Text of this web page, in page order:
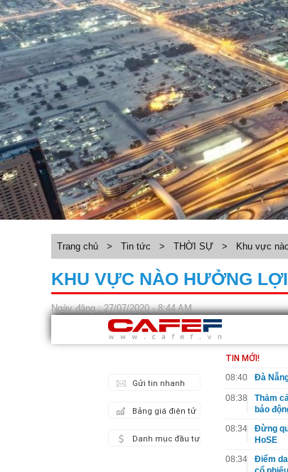
Trang chủ > Tin tức > THỜI SỰ > Khu vực
KHU VỰC NÀO HƯỞNG
Ngày đăng : 27/07/2020 - 8:44 AM
Gửi tin nhanh
Bảng giá điện tử
Danh mục đầu tư
TIN MỚI!
08:40 Đà
08:38
Thảm
báo
08:34
Đừng
HoSE
08:34
Điểm